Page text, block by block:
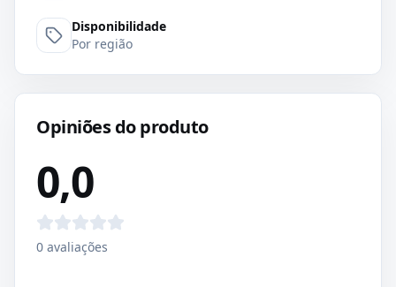
Disponibilidade
Por região
Opiniões do produto
0,0
0 avaliações